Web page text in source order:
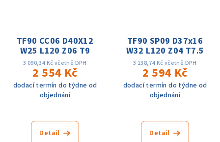
TF90 CC06 D40X12
W25 L120 Z06 T9
3 090,34 Kč včetně DPH
2 554 Kč
dodací termín do týdne od
objednání
Detail
TF90 SP09 D37x16
W32 L120 Z04 T7.5
3 138,74 Kč včetně DPH
2 594 Kč
dodací termín do týdne od
objednání
Detail